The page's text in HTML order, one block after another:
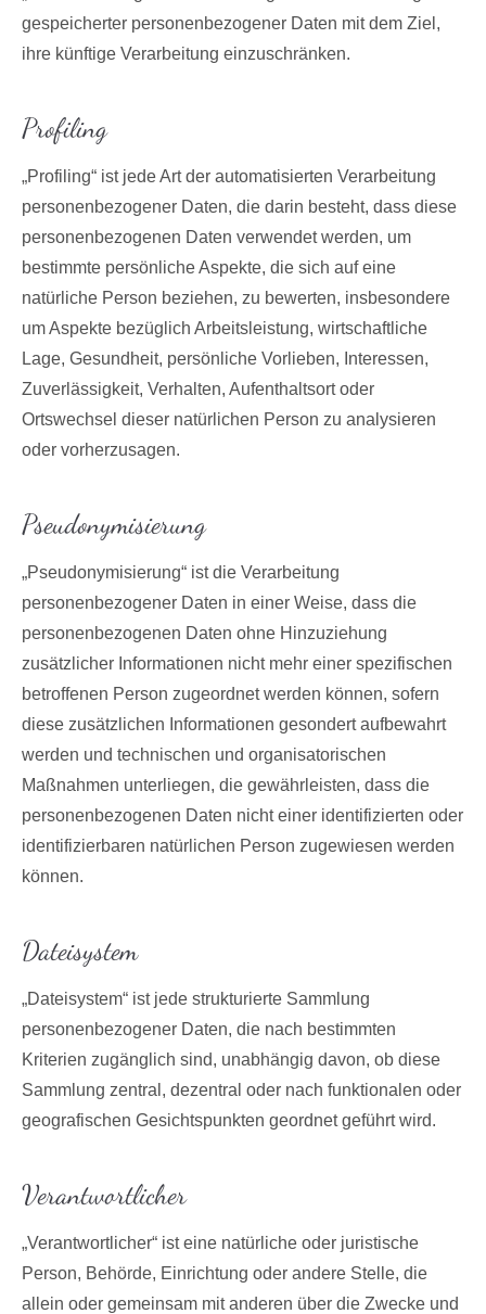
gespeicherter personenbezogener Daten mit dem Ziel,
ihre künftige Verarbeitung einzuschränken.
Profiling
„Profiling“ ist jede Art der automatisierten Verarbeitung
personenbezogener Daten, die darin besteht, dass diese
personenbezogenen Daten verwendet werden, um
bestimmte persönliche Aspekte, die sich auf eine
natürliche Person beziehen, zu bewerten, insbesondere
um Aspekte bezüglich Arbeitsleistung, wirtschaftliche
Lage, Gesundheit, persönliche Vorlieben, Interessen,
Zuverlässigkeit, Verhalten, Aufenthaltsort oder
Ortswechsel dieser natürlichen Person zu analysieren
oder vorherzusagen.
Pseudonymisierung
„Pseudonymisierung“ ist die Verarbeitung
personenbezogener Daten in einer Weise, dass die
personenbezogenen Daten ohne Hinzuziehung
zusätzlicher Informationen nicht mehr einer spezifischen
betroffenen Person zugeordnet werden können, sofern
diese zusätzlichen Informationen gesondert aufbewahrt
werden und technischen und organisatorischen
Maßnahmen unterliegen, die gewährleisten, dass die
personenbezogenen Daten nicht einer identifizierten oder
identifizierbaren natürlichen Person zugewiesen werden
können.
Dateisystem
„Dateisystem“ ist jede strukturierte Sammlung
personenbezogener Daten, die nach bestimmten
Kriterien zugänglich sind, unabhängig davon, ob diese
Sammlung zentral, dezentral oder nach funktionalen oder
geografischen Gesichtspunkten geordnet geführt wird.
Verantwortlicher
„Verantwortlicher“ ist eine natürliche oder juristische
Person, Behörde, Einrichtung oder andere Stelle, die
allein oder gemeinsam mit anderen über die Zwecke und